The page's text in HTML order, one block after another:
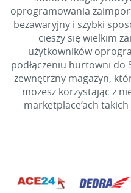
oprogramowania
bezawaryjny i szybki
cieszy się wielkim
użytkowników
podłączeniu hurtowni do
zewnętrzny magazyn,
możesz korzystając z
marketplace’ach